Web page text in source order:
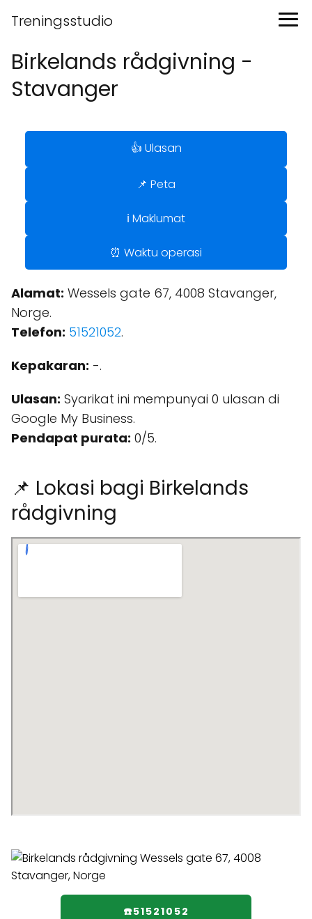
Treningsstudio
Birkelands rådgivning -
Stavanger
👍 Ulasan
📌 Peta
ℹ️ Maklumat
⏰ Waktu operasi
Alamat: Wessels gate 67, 4008 Stavanger,
Norge.
Telefon: 51521052.
Kepakaran: -.
Ulasan: Syarikat ini mempunyai 0 ulasan di
Google My Business.
Pendapat purata: 0/5.
📌 Lokasi bagi Birkelands
rådgivning
☎️51521052